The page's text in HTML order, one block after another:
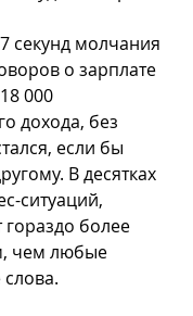
секунд молчания
о зарплате
000
дохода, без
если бы
В десятках
ситуаций,
более
чем любые